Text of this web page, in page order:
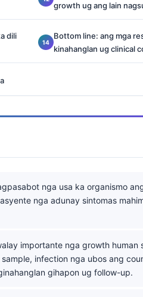
growth ug ang lain
dili
Bottom line: ang mga
kinahanglan ug clinical
nga usa ka organismo
nga adunay sintomas
importante nga growth human
infection nga ubos ang
gihapon ug follow-up.